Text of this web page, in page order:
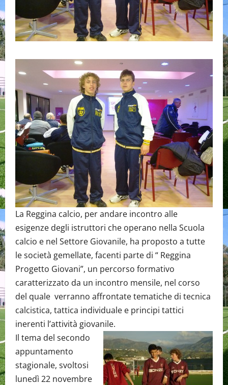
La Reggina calcio, per andare incontro alle
esigenze degli istruttori che operano nella Scuola
calcio e nel Settore Giovanile, ha proposto a tutte
le società gemellate, facenti parte di “ Reggina
Progetto Giovani”, un percorso formativo
caratterizzato da un incontro mensile, nel corso
del quale verranno affrontate tematiche di tecnica
calcistica, tattica individuale e principi tattici
inerenti l’attività giovanile.
Il tema del secondo
appuntamento
stagionale, svoltosi
lunedì 22 novembre